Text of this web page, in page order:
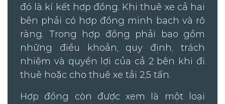
đó là kí kết hợp đồng. Khi thuê xe cả hai
bên phải có hợp đồng minh bạch và rõ
ràng. Trong hợp đồng phải bao gồm
những điều khoản, quy định, trách
nhiệm và quyền lợi của cả 2 bên khi đi
thuê hoặc cho thuê xe tải 2,5 tấn.
Hợp đồng còn được xem là một loại